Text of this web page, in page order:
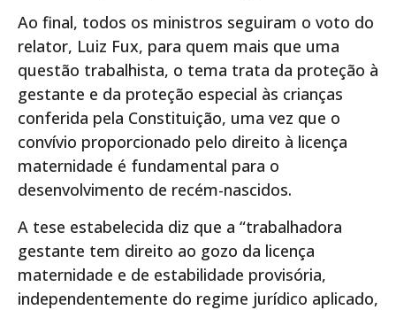
Ao final, todos os ministros seguiram o voto do
relator, Luiz Fux, para quem mais que uma
questão trabalhista, o tema trata da proteção à
gestante e da proteção especial às crianças
conferida pela Constituição, uma vez que o
convívio proporcionado pelo direito à licença
maternidade é fundamental para o
desenvolvimento de recém-nascidos.
A tese estabelecida diz que a “trabalhadora
gestante tem direito ao gozo da licença
maternidade e de estabilidade provisória,
independentemente do regime jurídico aplicado,